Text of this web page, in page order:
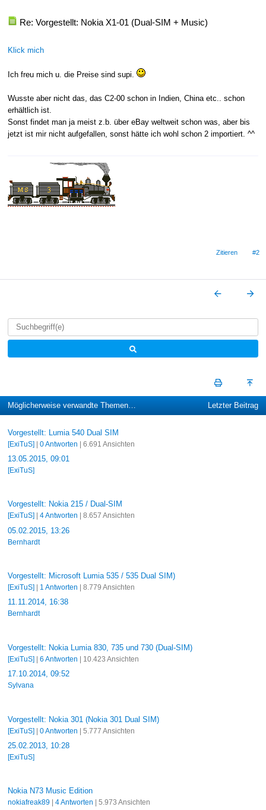
Re: Vorgestellt: Nokia X1-01 (Dual-SIM + Music)
Klick mich
Ich freu mich u. die Preise sind supi.
Wusste aber nicht das, das C2-00 schon in Indien, China etc.. schon
erhältlich ist.
Sonst findet man ja meist z.b. über eBay weltweit schon was, aber bis
jetzt ist mir nicht aufgefallen, sonst hätte ich wohl schon 2 importiert. ^^
Zitieren #2
Möglicherweise verwandte Themen… Letzter Beitrag
Vorgestellt: Lumia 540 Dual SIM
[ExiTuS] 0 Antworten | 6.691 Ansichten
13.05.2015, 09:01
[ExiTuS]
Vorgestellt: Nokia 215 / Dual-SIM
[ExiTuS] 4 Antworten | 8.657 Ansichten
05.02.2015, 13:26
Bernhardt
Vorgestellt: Microsoft Lumia 535 / 535 Dual SIM)
[ExiTuS] 1 Antworten | 8.779 Ansichten
11.11.2014, 16:38
Bernhardt
Vorgestellt: Nokia Lumia 830, 735 und 730 (Dual-SIM)
[ExiTuS] 6 Antworten | 10.423 Ansichten
17.10.2014, 09:52
Sylvana
Vorgestellt: Nokia 301 (Nokia 301 Dual SIM)
[ExiTuS] 0 Antworten | 5.777 Ansichten
25.02.2013, 10:28
[ExiTuS]
Nokia N73 Music Edition
nokiafreak89| 4 Antworten | 5.973 Ansichten